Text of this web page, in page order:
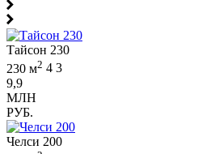
Тайсон 230
230 м2 4 3
9,9
МЛН
РУБ.
Челси 200